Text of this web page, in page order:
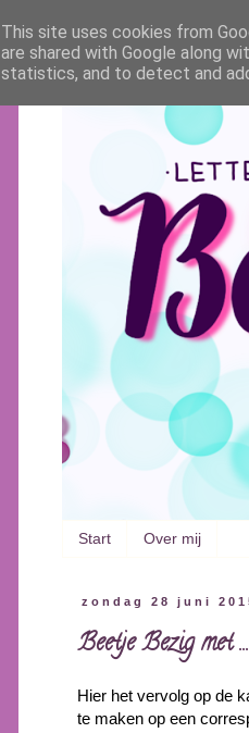
Start Over mij
zondag 28 juni
Beetje Bezig met
Hier het vervolg op de
te maken op een
This site uses cookies from
are shared with Google along
statistics, and to detect and